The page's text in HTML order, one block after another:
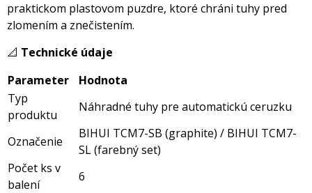
praktickom plastovom puzdre, ktoré chráni tuhy pred
zlomením a znečistením.
📐 Technické údaje
Parameter
Hodnota
Typ
produktu
Náhradné tuhy pre automatickú ceruzku
Označenie
BIHUI TCM7-SB (graphite) / BIHUI TCM7-
SL (farebný set)
Počet ks v
balení
6